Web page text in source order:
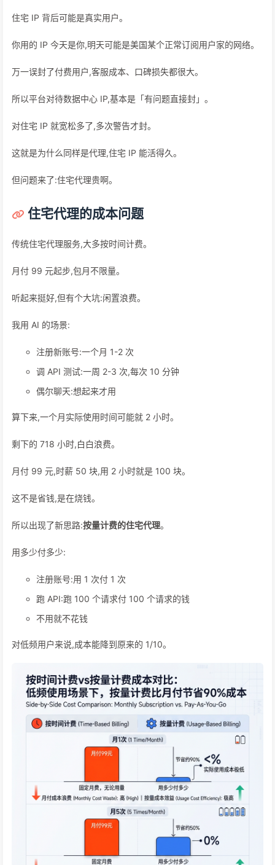
住宅 IP 背后可能是真实用户。
你用的 IP 今天是你,明天可能是美国某个正常订阅用户家的网络。
万一误封了付费用户,客服成本、口碑损失都很大。
所以平台对待数据中心 IP,基本是「有问题直接封」。
对住宅 IP 就宽松多了,多次警告才封。
这就是为什么同样是代理,住宅 IP 能活得久。
但问题来了:住宅代理贵啊。
住宅代理的成本问题
传统住宅代理服务,大多按时间计费。
月付 99 元起步,包月不限量。
听起来挺好,但有个大坑:闲置浪费。
我用 AI 的场景:
注册新账号:一个月 1-2 次
调 API 测试:一周 2-3 次,每次 10 分钟
偶尔聊天:想起来才用
算下来,一个月实际使用时间可能就 2 小时。
剩下的 718 小时,白白浪费。
月付 99 元,时薪 50 块,用 2 小时就是 100 块。
这不是省钱,是在烧钱。
所以出现了新思路:按量计费的住宅代理。
用多少付多少:
注册账号:用 1 次付 1 次
跑 API:跑 100 个请求付 100 个请求的钱
不用就不花钱
对低频用户来说,成本能降到原来的 1/10。